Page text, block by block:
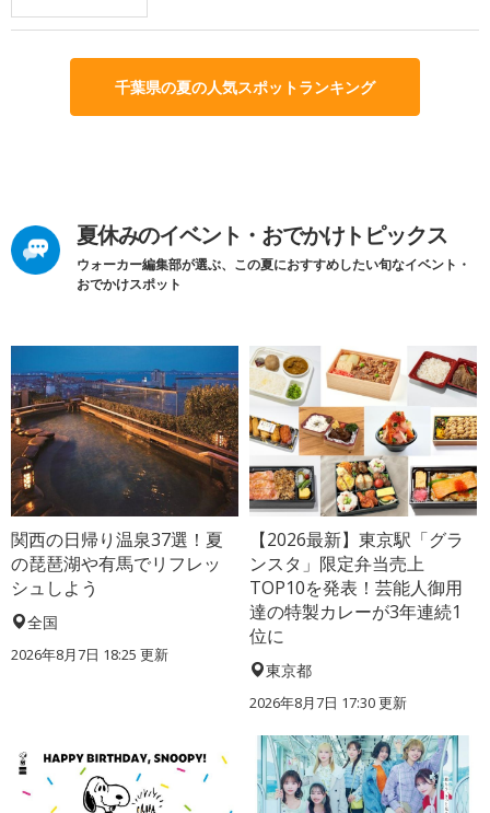
千葉県の夏の人気スポットランキング
夏休みのイベント・おでかけトピックス
ウォーカー編集部が選ぶ、この夏におすすめしたい旬なイベント・
おでかけスポット
関西の日帰り温泉37選！夏
の琵琶湖や有馬でリフレッ
シュしよう
全国
2026年8月7日 18:25 更新
【2026最新】東京駅「グラ
ンスタ」限定弁当売上
TOP10を発表！芸能人御用
達の特製カレーが3年連続1
位に
東京都
2026年8月7日 17:30更新